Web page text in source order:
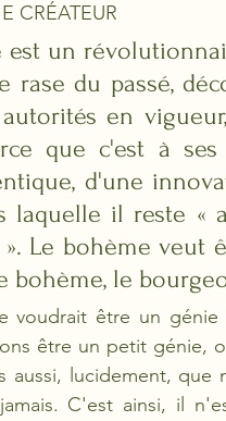
CRÉATEUR
est un
rase du passé,
en
que c'est à
d'une
laquelle il reste «
». Le bohème veut
bohème, le
voudrait être un génie
être un petit génie,
aussi, lucidement,
C'est ainsi, il